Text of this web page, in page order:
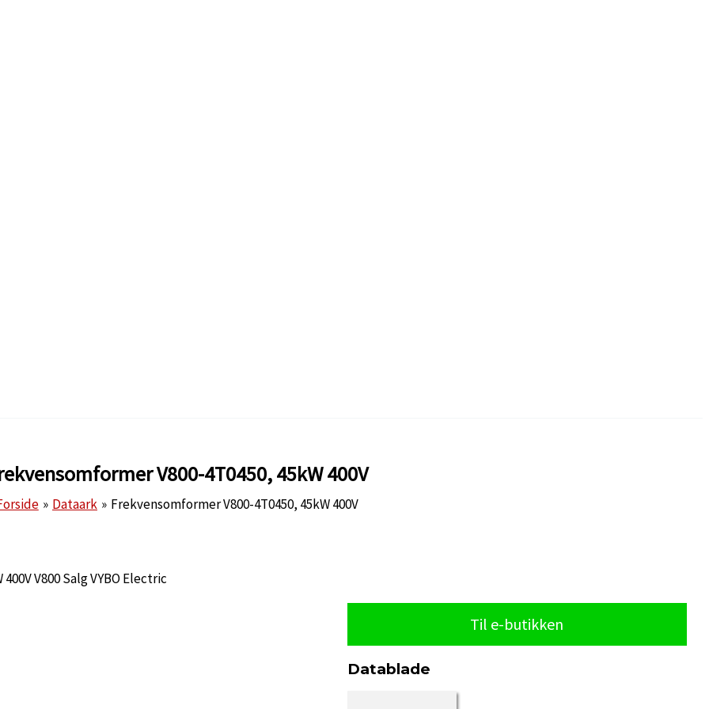
V800-4T0450, 45kW 400V
Dataark Frekvensomformer V800-4T0450, 45kW 400V
Til e-butikken
Datablade